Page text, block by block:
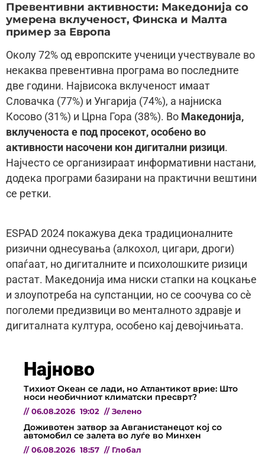
Превентивни активности: Македонија со
умерена вклученост, Финска и Малта
пример за Европа
Околу 72% од европските ученици учествувале во
некаква превентивна програма во последните
две години. Највисока вклученост имаат
Словачка (77%) и Унгарија (74%), а најниска
Косово (31%) и Црна Гора (38%). Во Македонија,
вклученоста е под просекот, особено во
активности насочени кон дигитални ризици.
Најчесто се организираат информативни настани,
додека програми базирани на практични вештини
се ретки.
ESPAD 2024 покажува дека традиционалните
ризични однесувања (алкохол, цигари, дроги)
опаѓаат, но дигиталните и психолошките ризици
растат. Македонија има ниски стапки на коцкање
и злоупотреба на супстанции, но се соочува со сè
поголеми предизвици во менталното здравје и
дигиталната култура, особено кај девојчињата.
Најново
Тихиот Океан се лади, но Атлантикот врие: Што
носи необичниот климатски пресврт?
// 06.08.2026 19:02 // Зелено
Доживотен затвор за Авганистанецот кој со
автомобил се залета во луѓе во Минхен
// 06.08.2026 18:57 // Глобал